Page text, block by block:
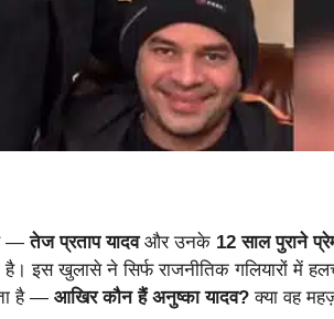
है —तेज प्रताप यादवऔर उनके 12 साल पुराने
है। इस खुलासे ने सिर्फ राजनीतिक गलियारों में
है — आखिर कौन हैं अनुष्का यादव? क्या वह